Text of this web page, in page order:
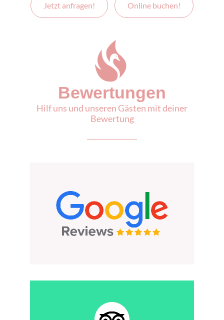
Jetzt anfragen! Online buchen!
Bewertungen
Hilf uns und unseren Gästen mit deiner
Bewertung